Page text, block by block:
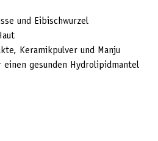
und Eibischwurzel
Keramikpulver und Manju
einen gesunden Hydrolipidmantel